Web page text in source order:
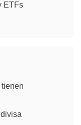
ETFs